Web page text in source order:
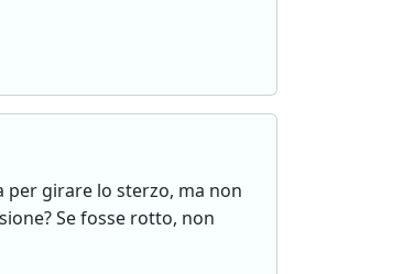
per girare lo sterzo, ma non
Se fosse rotto, non